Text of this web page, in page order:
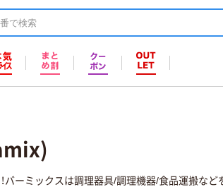
バーミックスは調理器具/調理機器/食品運搬な